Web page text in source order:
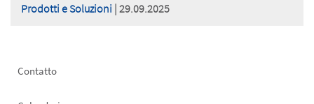
Prodotti e Soluzioni | 29.09.2025
Footer
Contatto